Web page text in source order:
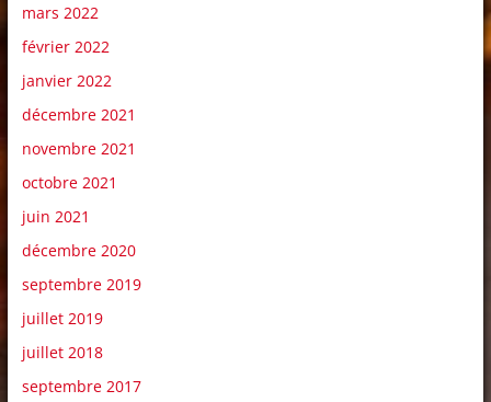
mars 2022
février 2022
janvier 2022
décembre 2021
novembre 2021
octobre 2021
juin 2021
décembre 2020
septembre 2019
juillet 2019
juillet 2018
septembre 2017